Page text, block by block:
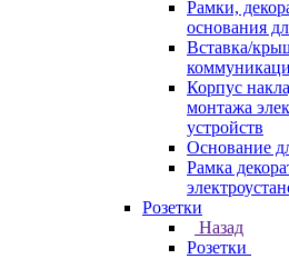
Рамки,
основания
Вставка/
Корпус
монтажа
устройств
Основание
Рамка
Розетки
Назад
Розетки